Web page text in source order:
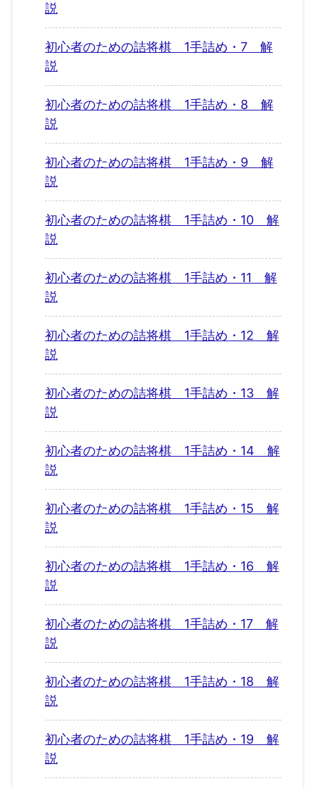
説
初心者のための詰将棋 1手詰め・7 解
説
初心者のための詰将棋 1手詰め・8 解
説
初心者のための詰将棋 1手詰め・9 解
説
初心者のための詰将棋 1手詰め・10 解
説
初心者のための詰将棋 1手詰め・11 解
説
初心者のための詰将棋 1手詰め・12 解
説
初心者のための詰将棋 1手詰め・13 解
説
初心者のための詰将棋 1手詰め・14 解
説
初心者のための詰将棋 1手詰め・15 解
説
初心者のための詰将棋 1手詰め・16 解
説
初心者のための詰将棋 1手詰め・17 解
説
初心者のための詰将棋 1手詰め・18 解
説
初心者のための詰将棋 1手詰め・19 解
説